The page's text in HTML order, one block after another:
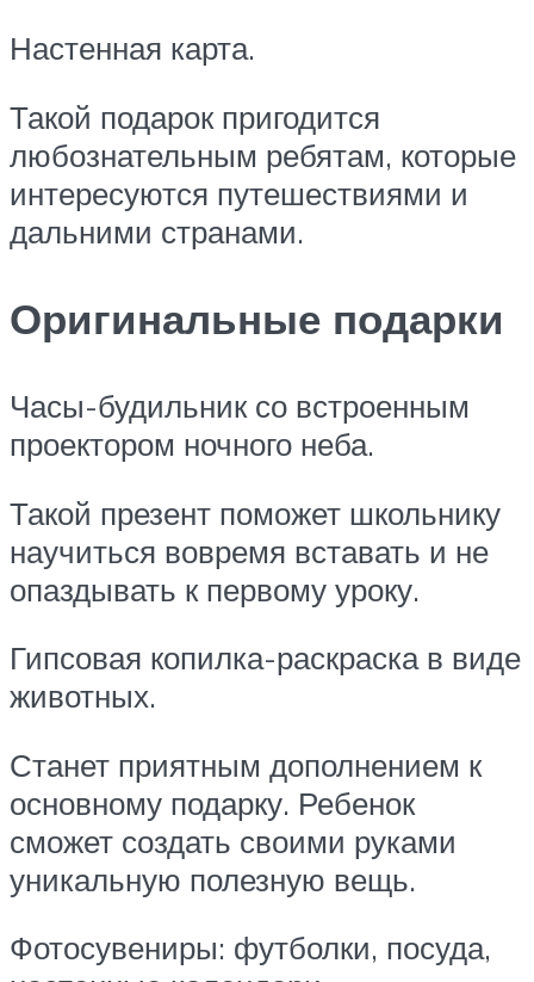
Настенная карта.
Такой подарок пригодится
любознательным ребятам, которые
интересуются путешествиями и
дальними странами.
Оригинальные подарки
Часы-будильник со встроенным
проектором ночного неба.
Такой презент поможет школьнику
научиться вовремя вставать и не
опаздывать к первому уроку.
Гипсовая копилка-раскраска в виде
животных.
Станет приятным дополнением к
основному подарку. Ребенок
сможет создать своими руками
уникальную полезную вещь.
Фотосувениры: футболки, посуда,